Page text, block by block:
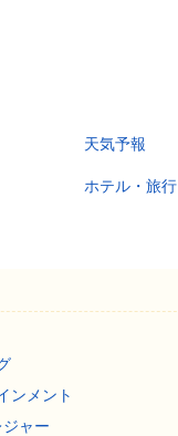
天気予報
ホテル・旅行
ンメント
ジャー